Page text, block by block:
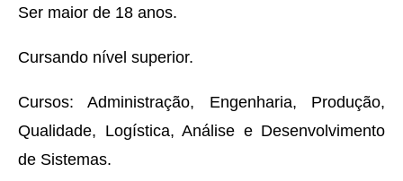
Ser maior de 18 anos.
Cursando nível superior.
Cursos: Administração, Engenharia, Produção,
Qualidade, Logística, Análise e Desenvolvimento
de Sistemas.